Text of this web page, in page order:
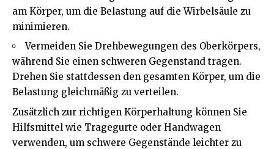
am Körper, um die Belastung auf die Wirbelsäule zu
minimieren.
Vermeiden Sie Drehbewegungen des Oberkörpers,
während Sie einen schweren Gegenstand tragen.
Drehen Sie stattdessen den gesamten Körper, um die
Belastung gleichmäßig zu verteilen.
Zusätzlich zur richtigen Körperhaltung können Sie
Hilfsmittel wie Tragegurte oder Handwagen
verwenden, um schwere Gegenstände leichter zu